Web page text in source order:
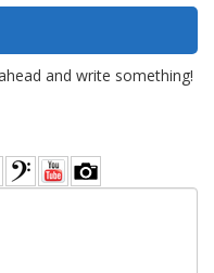
and write something!